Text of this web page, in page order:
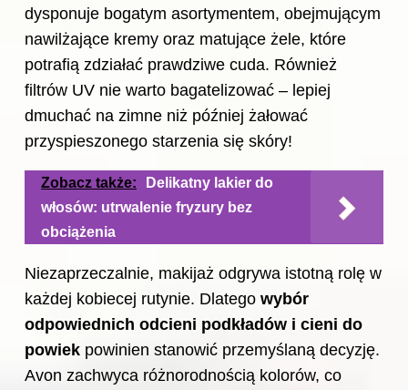
dysponuje bogatym asortymentem, obejmującym
nawilżające kremy oraz matujące żele, które
potrafią zdziałać prawdziwe cuda. Również
filtrów UV nie warto bagatelizować – lepiej
dmuchać na zimne niż później żałować
przyspieszonego starzenia się skóry!
Zobacz także:
Delikatny lakier do
włosów: utrwalenie fryzury bez
obciążenia
Niezaprzeczalnie, makijaż odgrywa istotną rolę w
każdej kobiecej rutynie. Dlatego wybór
odpowiednich odcieni podkładów i cieni do
powiek powinien stanowić przemyślaną decyzję.
Avon zachwyca różnorodnością kolorów, co